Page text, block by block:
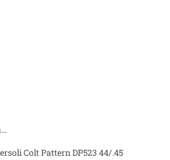
Colt Pattern DP523 44/.45